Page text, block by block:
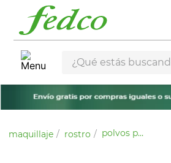
¿Qué estás buscando?
maquillaje rostro polvos pupa luminys silky baked face powder ivory powder 9 gr